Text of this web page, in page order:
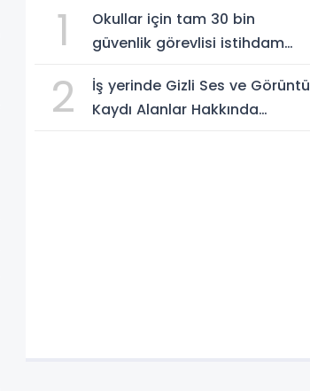
1
Okullar için tam 30 bin
güvenlik görevlisi istihdam
2
İş yerinde Gizli Ses ve Görüntü
Kaydı Alanlar Hakkında